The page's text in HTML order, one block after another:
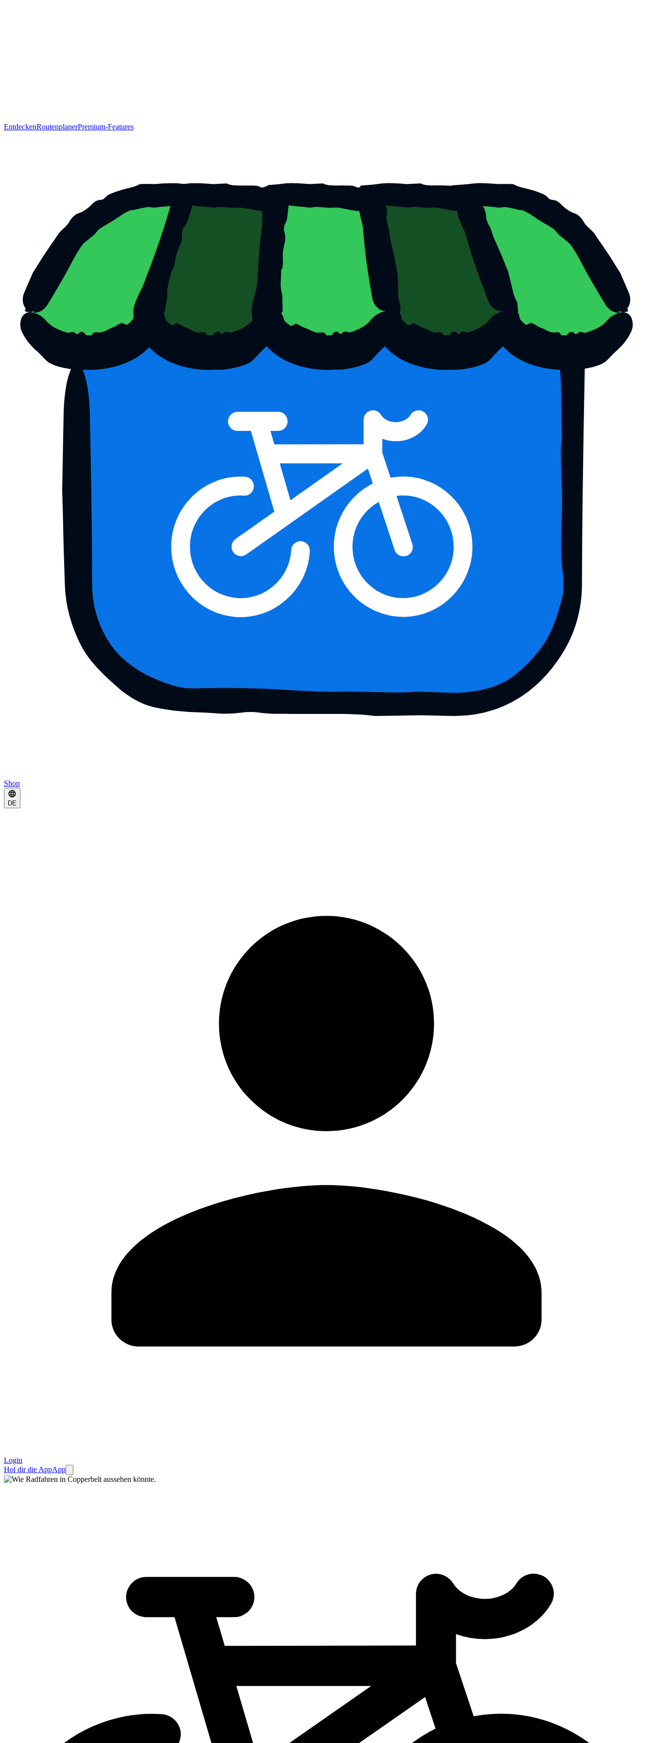
EntdeckenRoutenplanerPremium-Features
Shop
DE
Login
Hol dir die AppApp